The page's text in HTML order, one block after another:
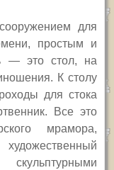
для
простым и
— это стол, на
К столу
для стока
Все это
мрамора,